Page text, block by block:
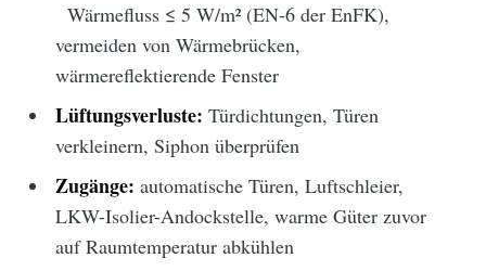
Wärmefluss ≤ 5 W/m² (EN-6 der EnFK),
vermeiden von Wärmebrücken,
wärmereflektierende Fenster
Lüftungsverluste: Türdichtungen, Türen
verkleinern, Siphon überprüfen
Zugänge: automatische Türen, Luftschleier,
LKW-Isolier-Andockstelle, warme Güter zuvor
auf Raumtemperatur abkühlen